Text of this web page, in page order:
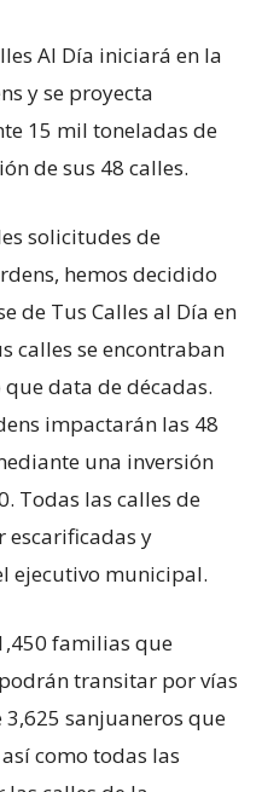
Al Día iniciará en la
y se proyecta
15 mil toneladas de
de sus 48 calles.
solicitudes de
hemos decidido
de Tus Calles al Día en
calles se encontraban
data de décadas.
impactarán las 48
una inversión
Todas las calles de
escarificadas y
ejecutivo municipal.
familias que
transitar por vías
sanjuaneros que
como todas las